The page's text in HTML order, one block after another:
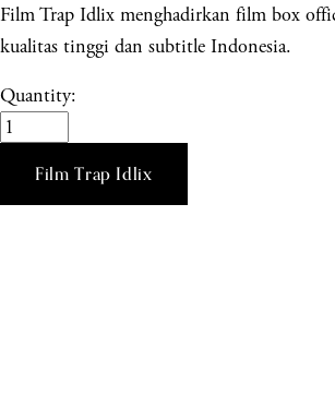
Film Trap Idlix menghadirkan film box
kualitas tinggi dan subtitle Indonesia.
Quantity:
Film Trap Idlix